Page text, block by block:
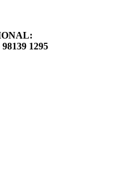
98139 1295